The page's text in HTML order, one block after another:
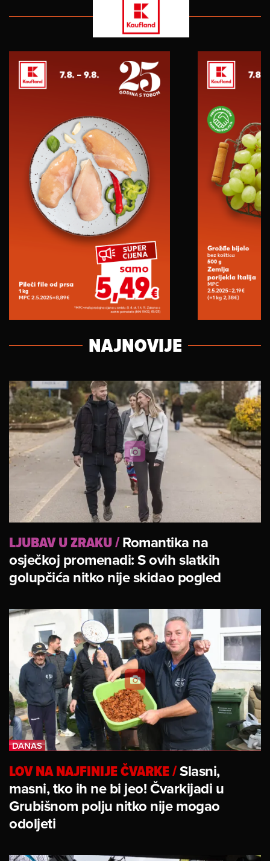
NAJNOVIJE
LJUBAV U ZRAKU/Romantika na
osječkoj promenadi: S ovih slatkih
golupčića nitko nije skidao pogled
LOV NA NAJFINIJE ČVARKE/Slasni,
masni, tko ih ne bi jeo! Čvarkijadi u
Grubišnom polju nitko nije mogao
odoljeti